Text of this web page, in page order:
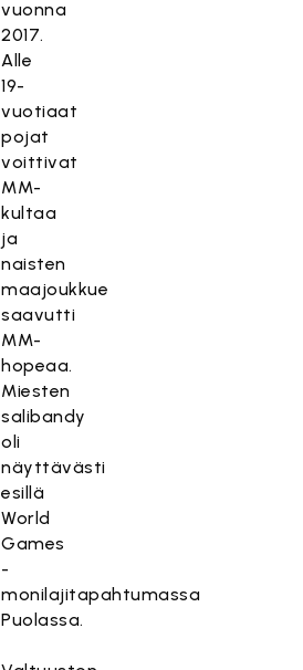
vuonna
2017.
Alle
19-
vuotiaat
pojat
voittivat
MM-
kultaa
ja
naisten
maajoukkue
saavutti
MM-
hopeaa.
Miesten
salibandy
oli
näyttävästi
esillä
World
Games
-
monilajitapahtumassa
Puolassa.